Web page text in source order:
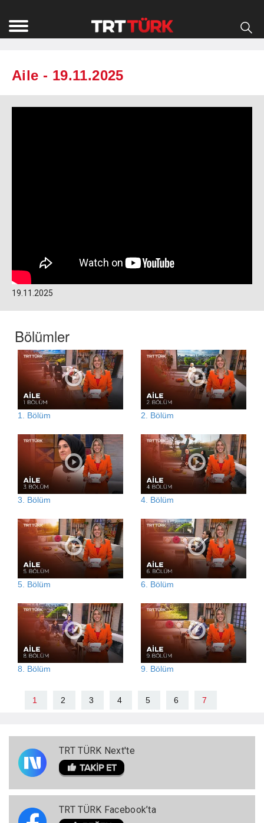
Aile - 19.11.2025
19.11.2025
Bölümler
1. Bölüm 2. Bölüm
3. Bölüm 4. Bölüm
5. Bölüm 6. Bölüm
8. Bölüm 9. Bölüm
1 2 3 4 5 6 7
TRT TÜRK Next'te
TRT TÜRK Facebook’ta